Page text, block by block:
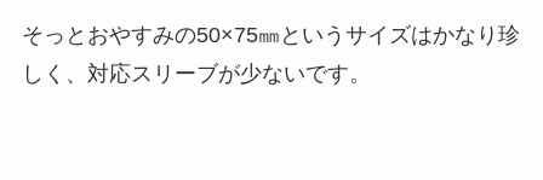
そっとおやすみの50×75㎜というサイズはかなり珍
しく、対応スリーブが少ないです。